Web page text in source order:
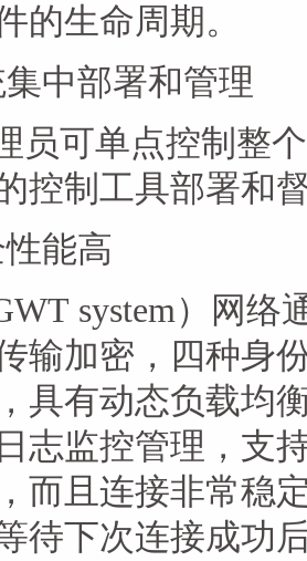
的生命周期。
中部署和管理
员可单点控制整
控制工具部署和
能高
system）网络
输加密，四种身
具有动态负载均
志监控管理，支
而且连接非常稳
待下次连接成功